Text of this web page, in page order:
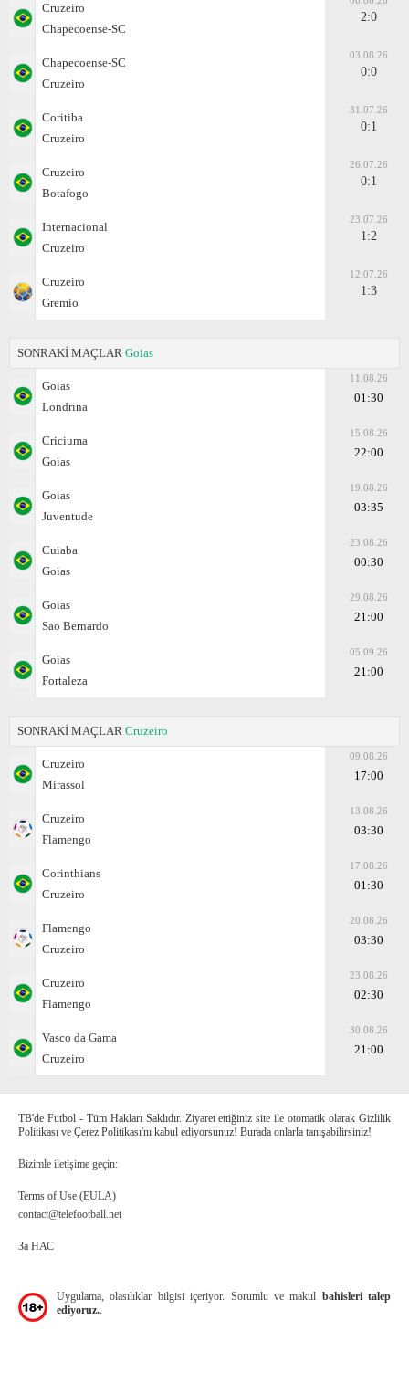
Cruzeiro
Chapecoense-SC
2:0
Chapecoense-SC
Cruzeiro
03.08.26
0:0
Coritiba
Cruzeiro
31.07.26
0:1
Cruzeiro
Botafogo
26.07.26
0:1
Internacional
Cruzeiro
23.07.26
1:2
Cruzeiro
Gremio
12.07.26
1:3
SONRAKİ MAÇLAR Goias
Goias
Londrina
11.08.26
01:30
Criciuma
Goias
15.08.26
22:00
Goias
Juventude
19.08.26
03:35
Cuiaba
Goias
23.08.26
00:30
Goias
Sao Bernardo
29.08.26
21:00
Goias
Fortaleza
05.09.26
21:00
SONRAKİ MAÇLAR Cruzeiro
Cruzeiro
Mirassol
09.08.26
17:00
Cruzeiro
Flamengo
13.08.26
03:30
Corinthians
Cruzeiro
17.08.26
01:30
Flamengo
Cruzeiro
20.08.26
03:30
Cruzeiro
Flamengo
23.08.26
02:30
Vasco da Gama
Cruzeiro
30.08.26
21:00
TB'de Futbol - Tüm Hakları Saklıdır. Ziyaret ettiğiniz site ile otomatik olarak Gizlilik
Politikası ve Çerez Politikası'nı kabul ediyorsunuz! Burada onlarla tanışabilirsiniz!
Bizimle iletişime geçin:
Terms of Use (EULA)
contact@telefootball.net
За НАС
Uygulama, olasılıklar bilgisi içeriyor. Sorumlu ve makul bahisleri talep
ediyoruz.